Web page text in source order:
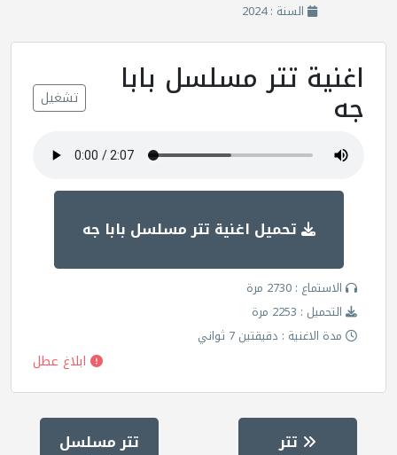
السنة : 2024
اغنية تتر مسلسل بابا
جه تشغيل
تحميل اغنية تتر مسلسل بابا جه
الاستماع : 2730 مرة
التحميل : 2253 مرة
مدة الاغنية : دقيقتين 7 ثواني
ابلاغ عطل
تتر تتر مسلسل